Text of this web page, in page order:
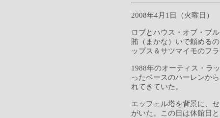
2008年4月1日（火曜日）
ロブとハウス・オブ・ブ
賄（まかな）いで頼める
ップス＆サツマイモのフ
1988年のオーティス・ラ
ったベースのハーレンか
れてきていた。
エッフェル塔を背景に、
がいた。この日は休館日